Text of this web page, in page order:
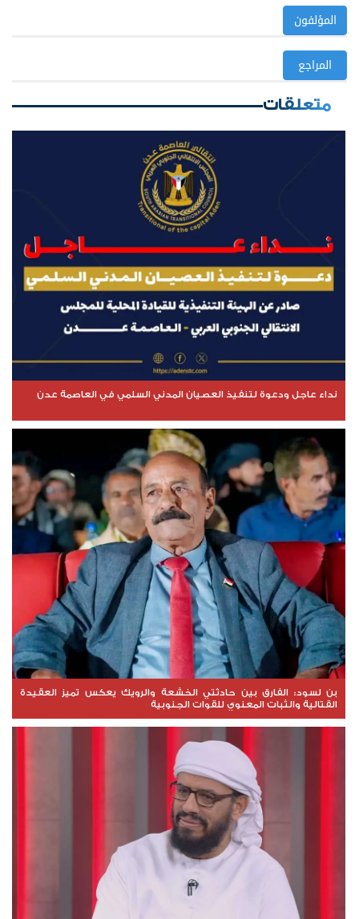
المؤلفون
المراجع
متعلقات
نداء عاجل ودعوة لتنفيذ العصيان المدني السلمي في العاصمة عدن
بن لسود: الفارق بين حادثتي الخشعة والرويك يعكس تميز العقيدة
القتالية والثبات المعنوي للقوات الجنوبية